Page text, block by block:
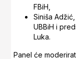
FBiH,
Siniša
UBBiH i
Luka.
Panel će